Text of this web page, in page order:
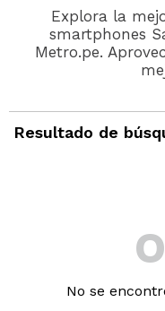
Explora la
smartphones
Metro.pe.
Resultado de
No se